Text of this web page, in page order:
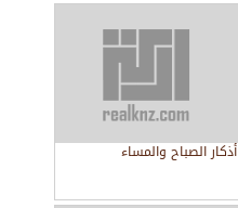
أذكار الصباح والمساء